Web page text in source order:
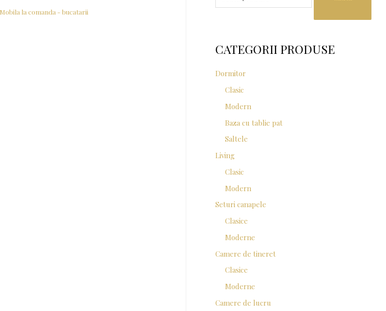
Mobila la comanda - bucatarii
a
h
CATEGORII PRODUSE
Dormitor
Clasic
Modern
Baza cu tablie pat
Saltele
Living
Clasic
Modern
Seturi canapele
Clasice
Moderne
Camere de tineret
Clasice
Moderne
Camere de lucru